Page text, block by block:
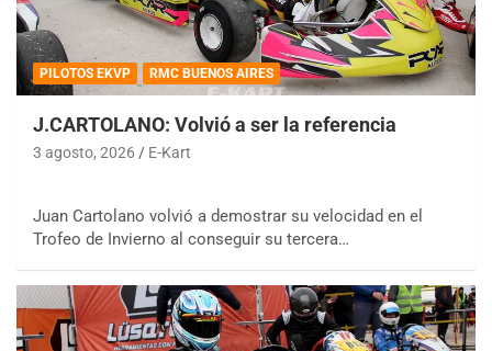
PILOTOS EKVP RMC BUENOS AIRES
J.CARTOLANO: Volvió a ser la referencia
3 agosto, 2026 E-Kart
Juan Cartolano volvió a demostrar su velocidad en el
Trofeo de Invierno al conseguir su tercera…